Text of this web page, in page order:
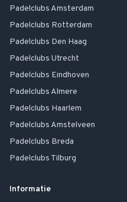
Padelclubs Amsterdam
Padelclubs Rotterdam
Padelclubs Den Haag
Padelclubs Utrecht
Padelclubs Eindhoven
Padelclubs Almere
Padelclubs Haarlem
Padelclubs Amstelveen
Padelclubs Breda
Padelclubs Tilburg
Informatie